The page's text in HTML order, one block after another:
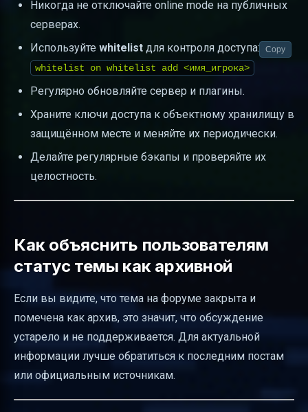
Никогда не отключайте online mode на публичных
серверах.
Используйте whitelist для контроля доступа:
whitelist on whitelist add <имя_игрока>
Copy
Регулярно обновляйте сервер и плагины.
Храните ключи доступа к объектному хранилищу в
защищённом месте и меняйте их периодически.
Делайте регулярные бэкапы и проверяйте их
целостность.
Как объяснить пользователям
статус темы как архивной
Если вы видите, что тема на форуме закрыта и
помечена как архив, это значит, что обсуждение
устарело и не поддерживается. Для актуальной
информации лучше обратиться к последним постам
или официальным источникам.